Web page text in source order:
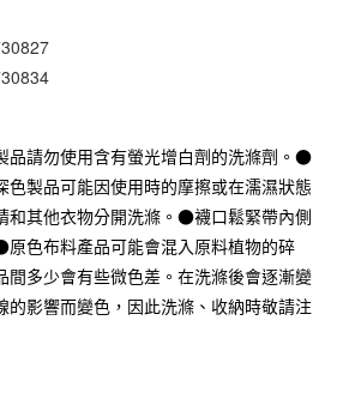
中國信託商業銀行
含以上)免運費
含以上)免運費
品請勿使用含有螢光增白劑的洗滌劑。●
製品可能因使用時的摩擦或在濡濕狀態
和其他衣物分開洗滌。●襪口鬆緊帶內側
色布料產品可能會混入原料植物的碎
間多少會有些微色差。在洗滌後會逐漸變
的影響而變色，因此洗滌、收納時敬請注